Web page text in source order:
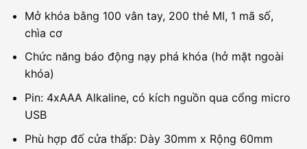
Mở khóa bằng 100 vân tay, 200 thẻ MI, 1 mã số,
chìa cơ
Chức năng báo động nạy phá khóa (hở mặt ngoài
khóa)
Pin: 4xAAA Alkaline, có kích nguồn qua cổng micro
USB
Phù hợp đố cửa thấp: Dày 30mm x Rộng 60mm